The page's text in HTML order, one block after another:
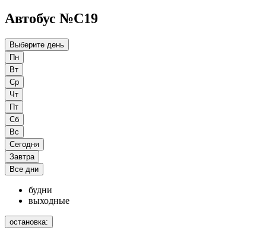
Автобус №С19
Выберите день
Пн
Вт
Ср
Чт
Пт
Сб
Вс
Сегодня
Завтра
Все дни
будни
выходные
остановка: